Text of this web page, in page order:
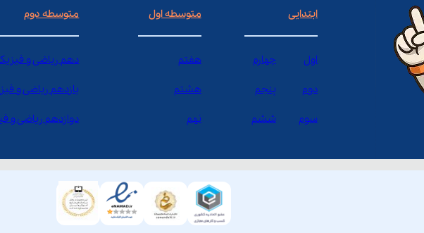
ابتدایی
اول چهارم
دوم پنجم
سوم ششم
متوسطه اول
هفتم
هشتم
نهم
متوسطه دوم
دهم ریاضی و
یازدهم ریاضی و
دوازدهم ریاضی و